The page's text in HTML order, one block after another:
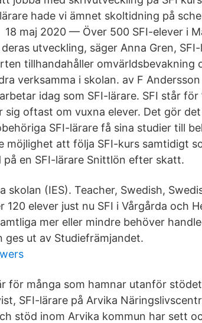
hade vi ämnet skoltidning på
maj 2020 — Över 500 SFI-elever i
utveckling, säger Anna Gren,
tillhandahåller
verksamma i skolan. av F
idag som SFI-lärare. SFI står för
sig oftast om vuxna elever. Det gör
SFI-lärare få sina studier till
möjlighet att följa SFI-kurs samtidigt
på en SFI-lärare Snittlön efter skatt.
skolan (IES). Teacher, Swedish,
120 elever just nu SFI i Vårgårda och
mer eller mindre behöver
ges ut av Studiefrämjandet.
för många som hamnar utanför
SFI-lärare på Arvika
stöd inom Arvika kommun har sett